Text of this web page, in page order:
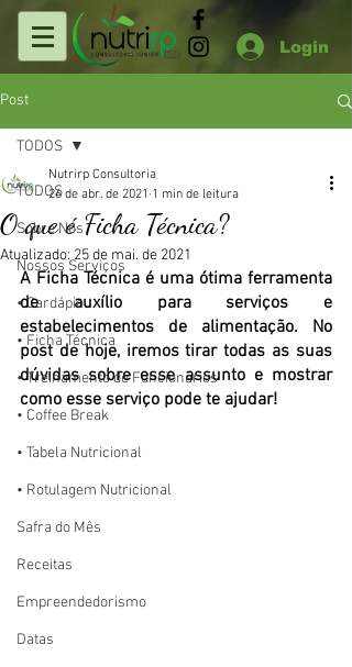
Login
Post
TODOS
Sobre Nós
Nossos Serviços
• Cardápio
• Ficha Técnica
• Treinamento de Funcionários
• Coffee Break
• Tabela Nutricional
• Rotulagem Nutricional
Safra do Mês
Receitas
Empreendedorismo
Datas
TODOS
O que é Ficha Técnica?
Nutrirp Consultoria
26 de abr. de 2021 1 min de leitura
Atualizado:25 de mai. de 2021
A Ficha Técnica é uma ótima ferramenta
de auxílio para serviços e
estabelecimentos de alimentação. No
post de hoje, iremos tirar todas as suas
dúvidas sobre esse assunto e mostrar
como esse serviço pode te ajudar!